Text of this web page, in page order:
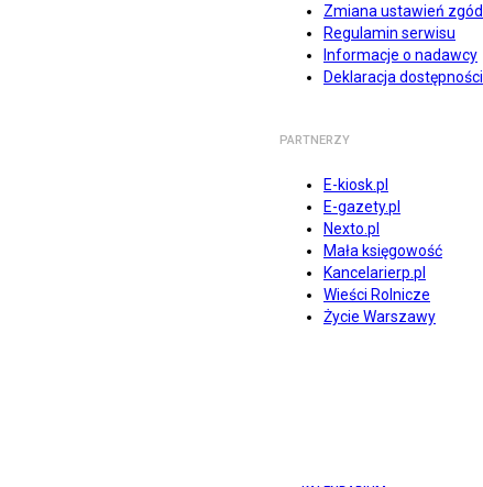
Zmiana ustawień zgód
Regulamin serwisu
Informacje o nadawcy
Deklaracja dostępności
PARTNERZY
E-kiosk.pl
E-gazety.pl
Nexto.pl
Mała księgowość
Kancelarierp.pl
Wieści Rolnicze
Życie Warszawy